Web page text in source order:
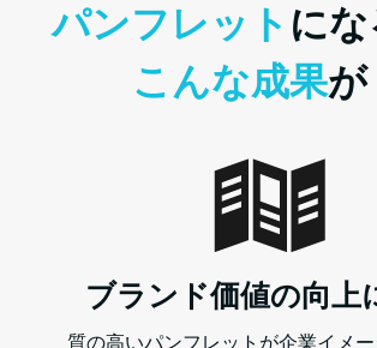
パンフレット にな
こんな成果が
ブランド価値の向上
質の高いパンフレットが企業イメー